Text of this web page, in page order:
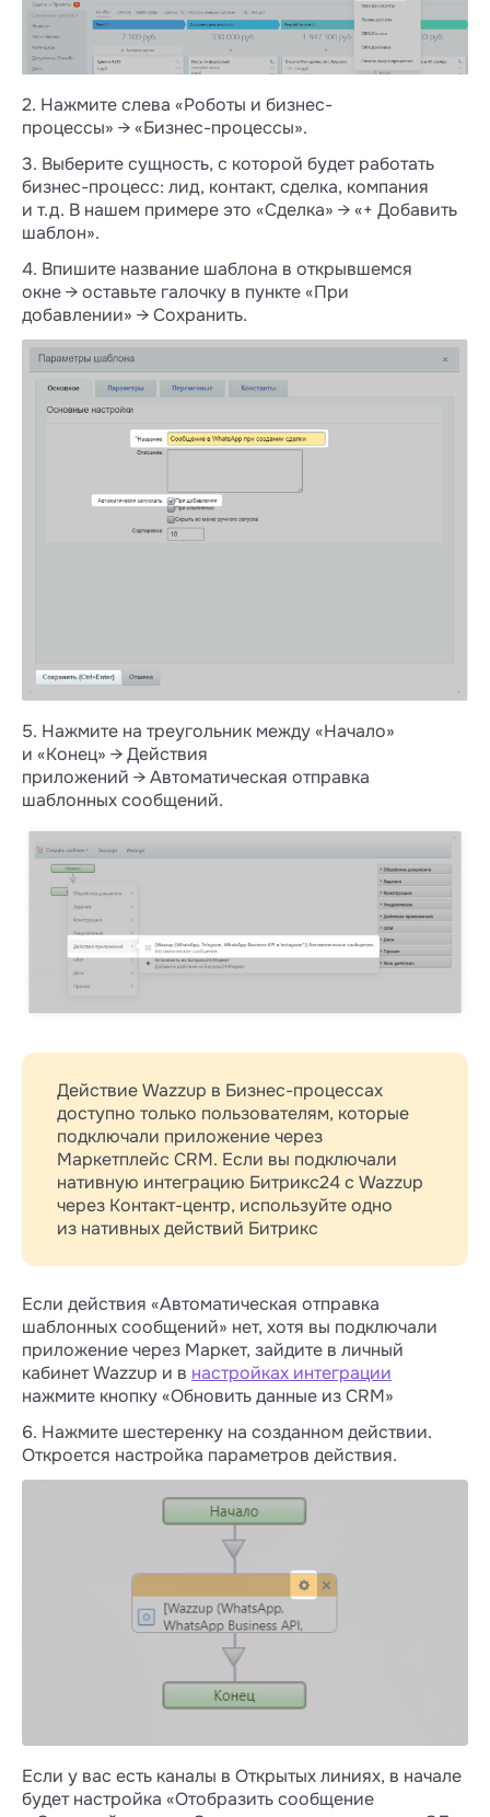
2. Нажмите слева «Роботы и бизнес-
процессы» → «Бизнес-процессы».
3. Выберите сущность, с которой будет работать
бизнес-процесс: лид, контакт, сделка, компания
и т.д. В нашем примере это «Сделка» → «+ Добавить
шаблон».
4. Впишите название шаблона в открывшемся
окне → оставьте галочку в пункте «При
добавлении» → Сохранить.
5. Нажмите на треугольник между «Начало»
и «Конец» → Действия
приложений → Автоматическая отправка
шаблонных сообщений.
Действие Wazzup в Бизнес-процессах
доступно только пользователям, которые
подключали приложение через
Маркетплейс CRM. Если вы подключали
нативную интеграцию Битрикс24 с Wazzup
через Контакт-центр, используйте одно
из нативных действий Битрикс
Если действия «Автоматическая отправка
шаблонных сообщений» нет, хотя вы подключали
приложение через Маркет, зайдите в личный
кабинет Wazzup и в настройках интеграции
нажмите кнопку «Обновить данные из CRM»
6. Нажмите шестеренку на созданном действии.
Откроется настройка параметров действия.
Если у вас есть каналы в Открытых линиях, в начале
будет настройка «Отобразить сообщение